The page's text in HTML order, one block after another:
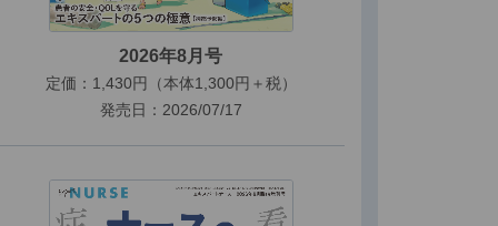
2026年8月号
定価：1,430円（本体1,300円＋税）
発売日：2026/07/17